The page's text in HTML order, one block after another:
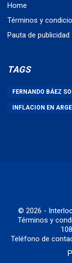
Home
Términos y
Pauta de publicidad
TAGS
FERNANDO BÁEZ
INFLACION EN
© 2026 -
Términos y
Teléfono de